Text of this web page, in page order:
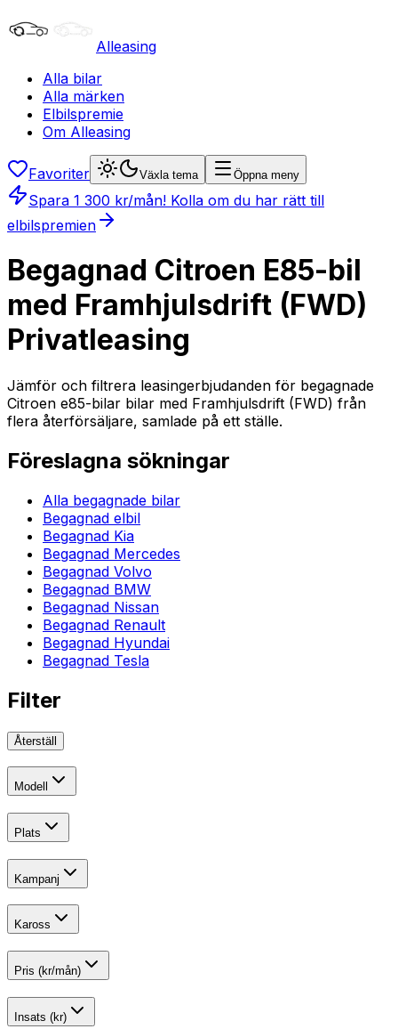
Alleasing
Alla bilar
Alla märken
Elbilspremie
Om Alleasing
Favoriter Växla tema Öppna meny
Spara 1 300 kr/mån! Kolla om du har rätt till
elbilspremien
Begagnad Citroen E85-bil
med Framhjulsdrift (FWD)
Privatleasing
Jämför och filtrera leasingerbjudanden för begagnade
Citroen e85-bilar bilar med Framhjulsdrift (FWD) från
flera återförsäljare, samlade på ett ställe.
Föreslagna sökningar
Alla begagnade bilar
Begagnad elbil
Begagnad Kia
Begagnad Mercedes
Begagnad Volvo
Begagnad BMW
Begagnad Nissan
Begagnad Renault
Begagnad Hyundai
Begagnad Tesla
Filter
Återställ
Modell
Plats
Kampanj
Kaross
Pris (kr/mån)
Insats (kr)